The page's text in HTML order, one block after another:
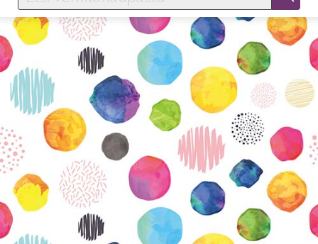
Salasana
Unohtuiko salasana?
KIRJAUDU SISÄÄN
Etkö ole vielä Varhaiskasvatuksen Tietopalvelun
jäsen?
Liity tästä!